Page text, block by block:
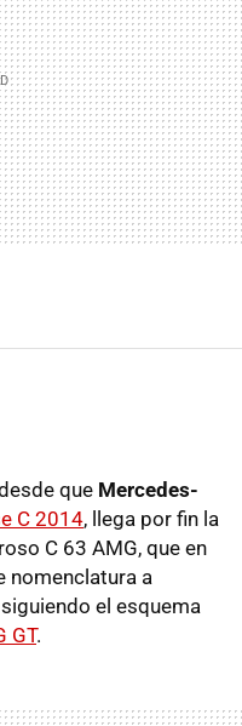
que Mercedes-
C 2014, llega por fin la
C 63 AMG, que en
nomenclatura a
siguiendo el esquema
GT.